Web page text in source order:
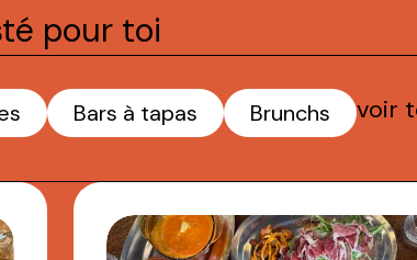
pour toi
Bars à tapas Brunchs voir